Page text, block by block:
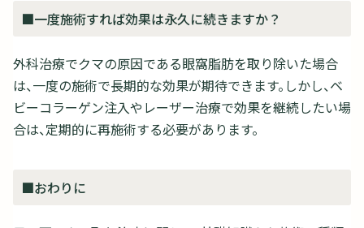
■一度施術すれば効果は永久に続きますか？
外科治療でクマの原因である眼窩脂肪を取り除いた場合
は、一度の施術で長期的な効果が期待できます。しかし、ベ
ビーコラーゲン注入やレーザー治療で効果を継続したい場
合は、定期的に再施術する必要があります。
■おわりに